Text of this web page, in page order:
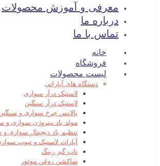
معرفی و آموزش محصولات
درباره ما
تماس با ما
خانه
فروشگاه
لیست محصولات
دستگاه های آپاراتی
لاستیک درآر سواری
لاستیک درآر سنگین
بالانس چرخ سواری و
مولد باد نیتروژن سواری و
تنظیم باد دیجیتال سواری و
آپارات لاستیک و تیوپ
تاب گیر رینگ
ساکشن روغن موتور